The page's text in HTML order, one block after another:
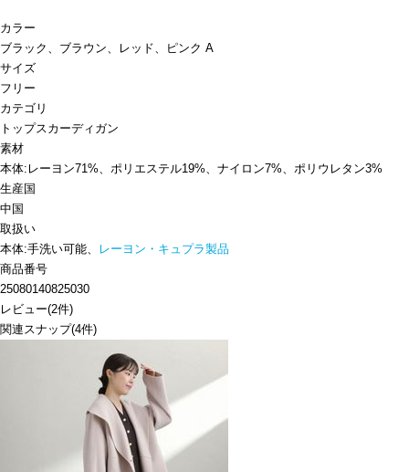
カラー
ブラック、ブラウン、レッド、ピンク A
サイズ
フリー
カテゴリ
トップスカーディガン
素材
本体:レーヨン71%、ポリエステル19%、ナイロン7%、ポリウレタン3%
生産国
中国
取扱い
本体:手洗い可能、
レーヨン・キュプラ製品
商品番号
25080140825030
レビュー(2件)
関連スナップ(4件)